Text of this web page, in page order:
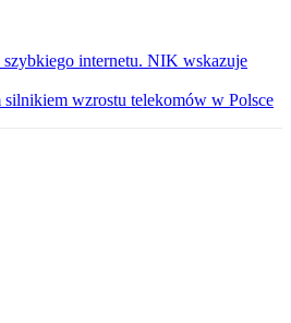
internetu. NIK wskazuje
wzrostu telekomów w Polsce